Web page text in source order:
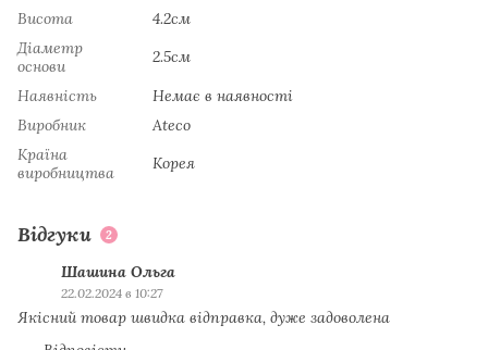
Висота
4.2см
Діаметр
основи
2.5см
Наявність
Немає в наявності
Виробник
Ateco
Країна
виробництва
Koрeя
Відгуки 2
Шашина Ольга
22.02.2024 в 10:27
Якісний товар швидка відправка, дуже задоволена